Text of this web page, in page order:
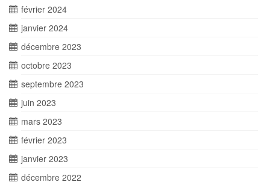
février 2024
janvier 2024
décembre 2023
octobre 2023
septembre 2023
juin 2023
mars 2023
février 2023
janvier 2023
décembre 2022